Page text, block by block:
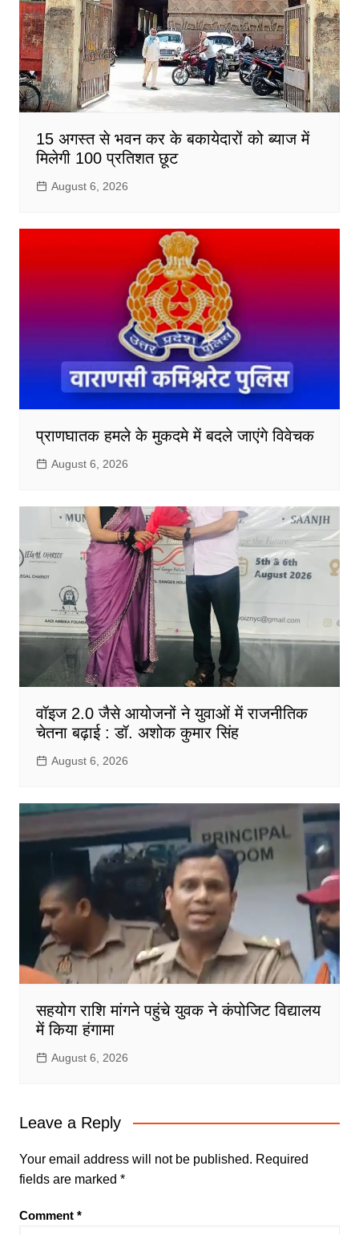
15 अगस्त से भवन कर के बकायेदारों को ब्याज में
मिलेगी 100 प्रतिशत छूट
August 6, 2026
प्राणघातक हमले के मुकदमे में बदले जाएंगे विवेचक
August 6, 2026
वॉइज 2.0 जैसे आयोजनों ने युवाओं में राजनीतिक
चेतना बढ़ाई : डॉ. अशोक कुमार सिंह
August 6, 2026
सहयोग राशि मांगने पहुंचे युवक ने कंपोजिट विद्यालय
में किया हंगामा
August 6, 2026
Leave a Reply
Your email address will not be published. Required
fields are marked *
Comment *